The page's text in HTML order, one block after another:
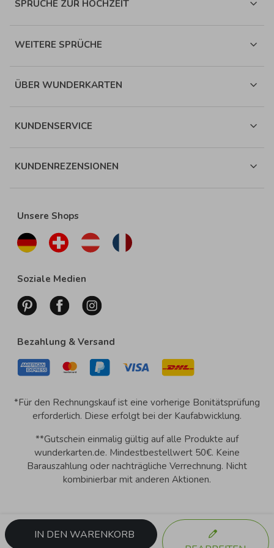
IN DEN WARENKORB
SPRÜCHE ZUR HOCHZEIT
WEITERE SPRÜCHE
ÜBER WUNDERKARTEN
KUNDENSERVICE
KUNDENREZENSIONEN
Unsere Shops
Soziale Medien
Bezahlung & Versand
*Für den Rechnungskauf ist eine vorherige Bonitätsprüfung
erforderlich. Diese erfolgt bei der Kaufabwicklung.
**Gutschein einmalig gültig auf alle Produkte auf
wunderkarten.de. Mindestbestellwert 50€. Keine
Barauszahlung oder nachträgliche Verrechnung. Nicht
kombinierbar mit anderen Aktionen.